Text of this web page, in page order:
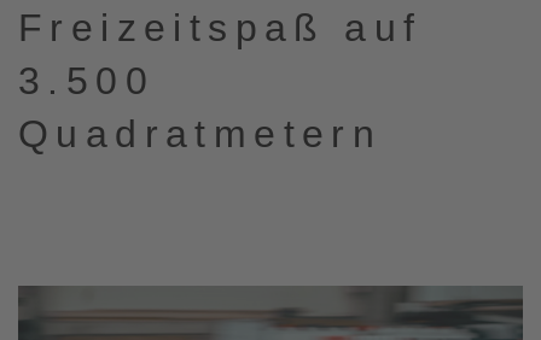
Freizeitspaß auf
3.500
Quadratmetern